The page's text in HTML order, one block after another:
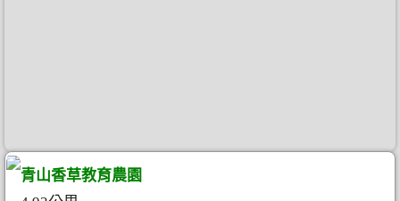
青山香草教育農園